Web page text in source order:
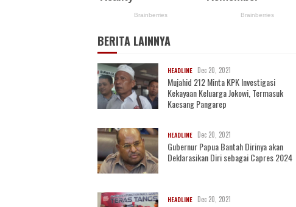
BERITA LAINNYA
HEADLINE Dec 20, 2021
Mujahid 212 Minta KPK Investigasi
Kekayaan Keluarga Jokowi, Termasuk
Kaesang Pangarep
HEADLINE Dec 20, 2021
Gubernur Papua Bantah Dirinya akan
Deklarasikan Diri sebagai Capres 2024
HEADLINE Dec 20, 2021